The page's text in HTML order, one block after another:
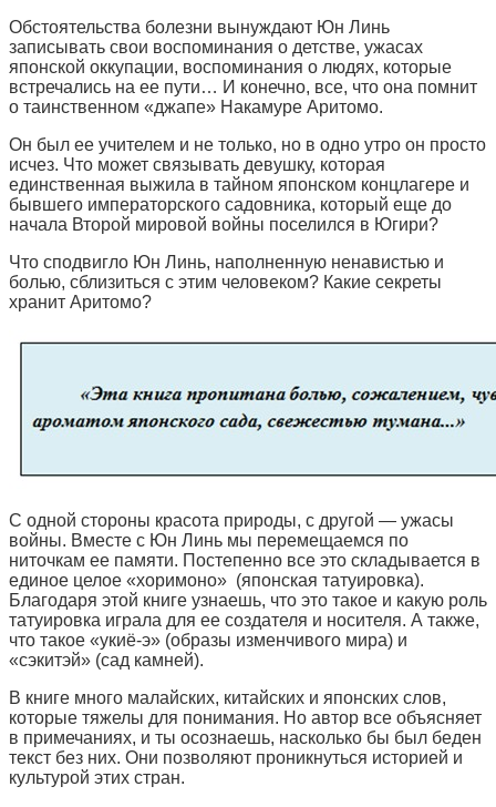
Обстоятельства болезни вынуждают Юн Линь
записывать свои воспоминания о детстве, ужасах
японской оккупации, воспоминания о людях, которые
встречались на ее пути… И конечно, все, что она помнит
о таинственном «джапе» Накамуре Аритомо.
Он был ее учителем и не только, но в одно утро он просто
исчез. Что может связывать девушку, которая
единственная выжила в тайном японском концлагере и
бывшего императорского садовника, который еще до
начала Второй мировой войны поселился в Югири?
Что сподвигло Юн Линь, наполненную ненавистью и
болью, сблизиться с этим человеком? Какие секреты
хранит Аритомо?
С одной стороны красота природы, с другой — ужасы
войны. Вместе с Юн Линь мы перемещаемся по
ниточкам ее памяти. Постепенно все это складывается в
единое целое «хоримоно» (японская татуировка).
Благодаря этой книге узнаешь, что это такое и какую роль
татуировка играла для ее создателя и носителя. А также,
что такое «укиё-э» (образы изменчивого мира) и
«сэкитэй» (сад камней).
В книге много малайских, китайских и японских слов,
которые тяжелы для понимания. Но автор все объясняет
в примечаниях, и ты осознаешь, насколько бы был беден
текст без них. Они позволяют проникнуться историей и
культурой этих стран.